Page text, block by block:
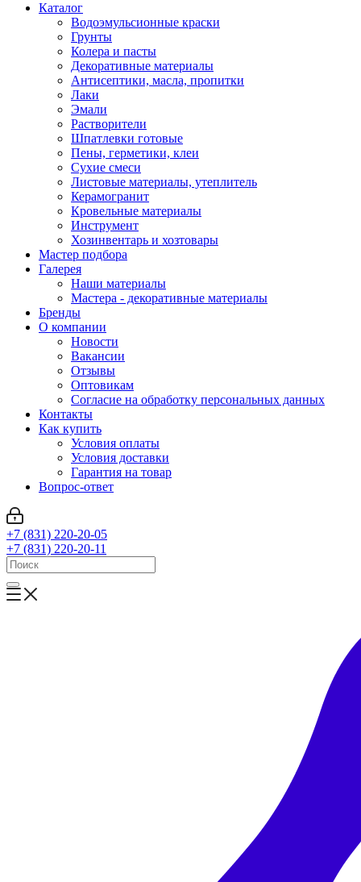
Каталог
Водоэмульсионные краски
Грунты
Колера и пасты
Декоративные материалы
Антисептики, масла, пропитки
Лаки
Эмали
Растворители
Шпатлевки готовые
Пены, герметики, клеи
Сухие смеси
Листовые материалы, утеплитель
Керамогранит
Кровельные материалы
Инструмент
Хозинвентарь и хозтовары
Мастер подбора
Галерея
Наши материалы
Мастера - декоративные материалы
Бренды
О компании
Новости
Вакансии
Отзывы
Оптовикам
Cогласие на обработку персональных данных
Контакты
Как купить
Условия оплаты
Условия доставки
Гарантия на товар
Вопрос-ответ
+7 (831) 220-20-05
+7 (831) 220-20-11